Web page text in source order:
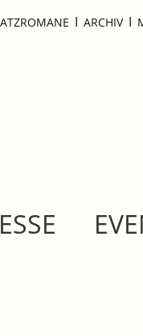
I ARCHIV I